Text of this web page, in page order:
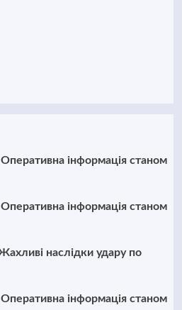
інформація станом
інформація станом
наслідки удару по
інформація станом